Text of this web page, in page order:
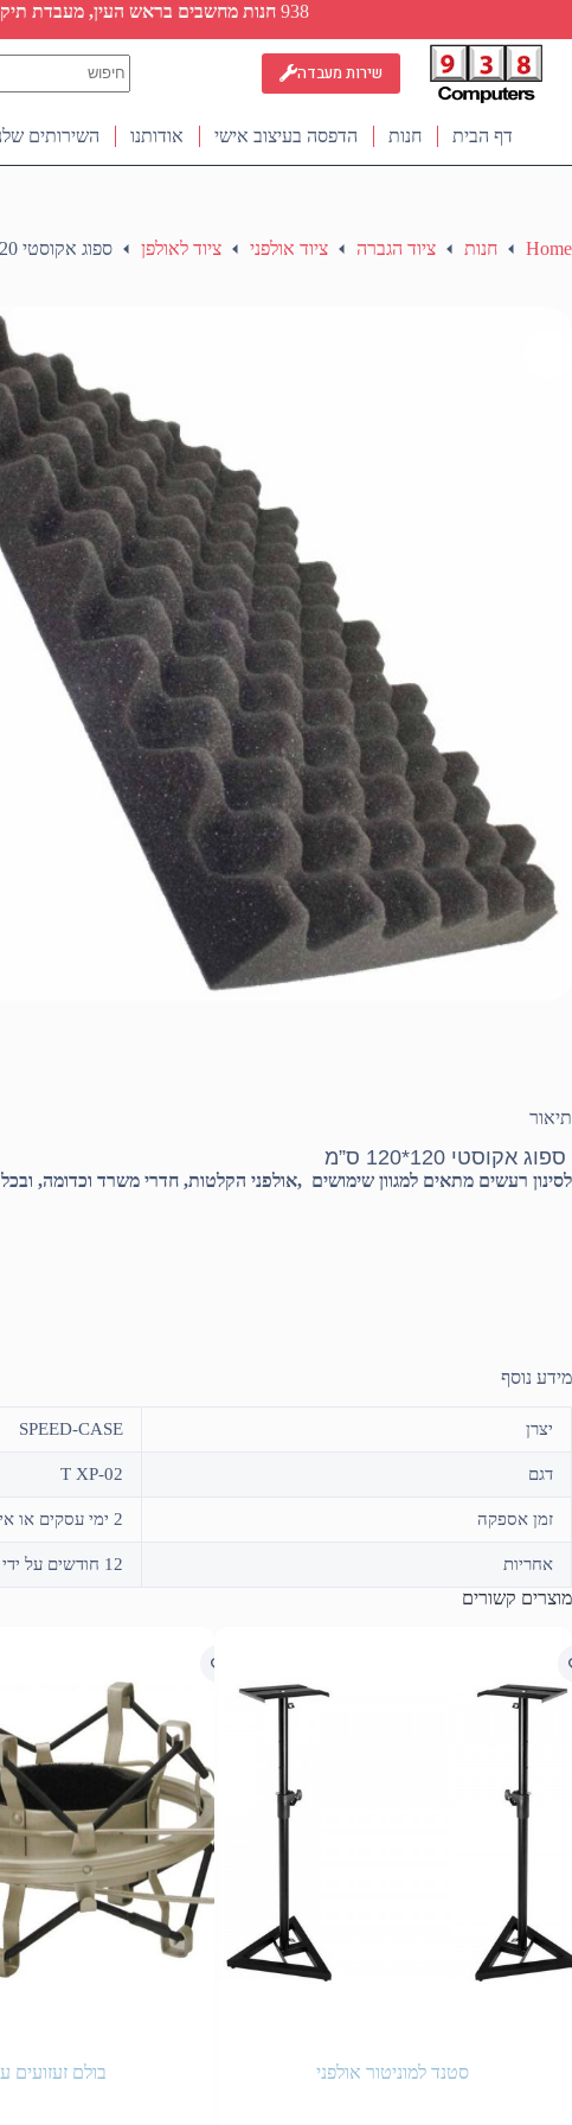
content
938 חנות מחשבים בראש העין, מעבדת
שירות מעבדה
results
דף הבית
חנות הדפסה בעיצוב אישי אודותנו השירותים
Home חנות ציוד הגברה ציוד אולפני ציוד לאולפן ספוג אקוסטי 120*120 ס”מ
תיאור
ספוג אקוסטי 120*120 ס”מ
לסינון רעשים מתאים למגוון שימושים ,אולפני הקלטות, חדרי משרד וכדומה,
מידע נוסף
יצרן SPEED-CASE
דגם T XP-02
זמן אספקה 2 ימי עסקים או איסוף עצמי
אחריות 12 חודשים על ידי היבואן "ארט סטודיו"
מוצרים קשורים
סטנד למוניטור אולפני בולם זעזועים